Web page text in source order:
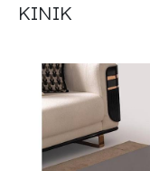
KINIK